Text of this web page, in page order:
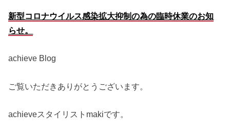
新型コロナウイルス感染拡大抑制の為の臨時休業のお知
らせ。
achieve Blog
ご覧いただきありがとうございます。
achieveスタイリストmakiです。